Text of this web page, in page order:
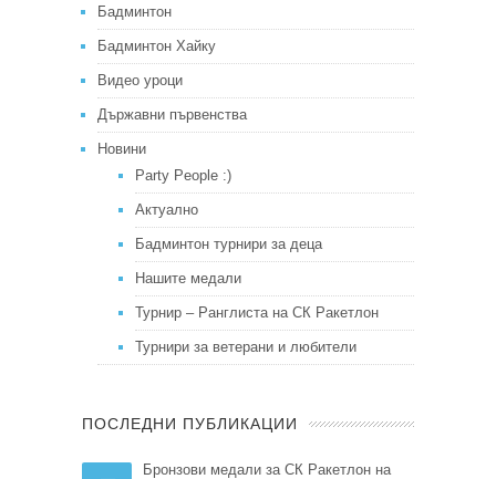
Бадминтон
Бадминтон Хайку
Видео уроци
Държавни първенства
Новини
Party People :)
Актуално
Бадминтон турнири за деца
Нашите медали
Турнир – Ранглиста на СК Ракетлон
Турнири за ветерани и любители
ПОСЛЕДНИ ПУБЛИКАЦИИ
Бронзови медали за СК Ракетлон на